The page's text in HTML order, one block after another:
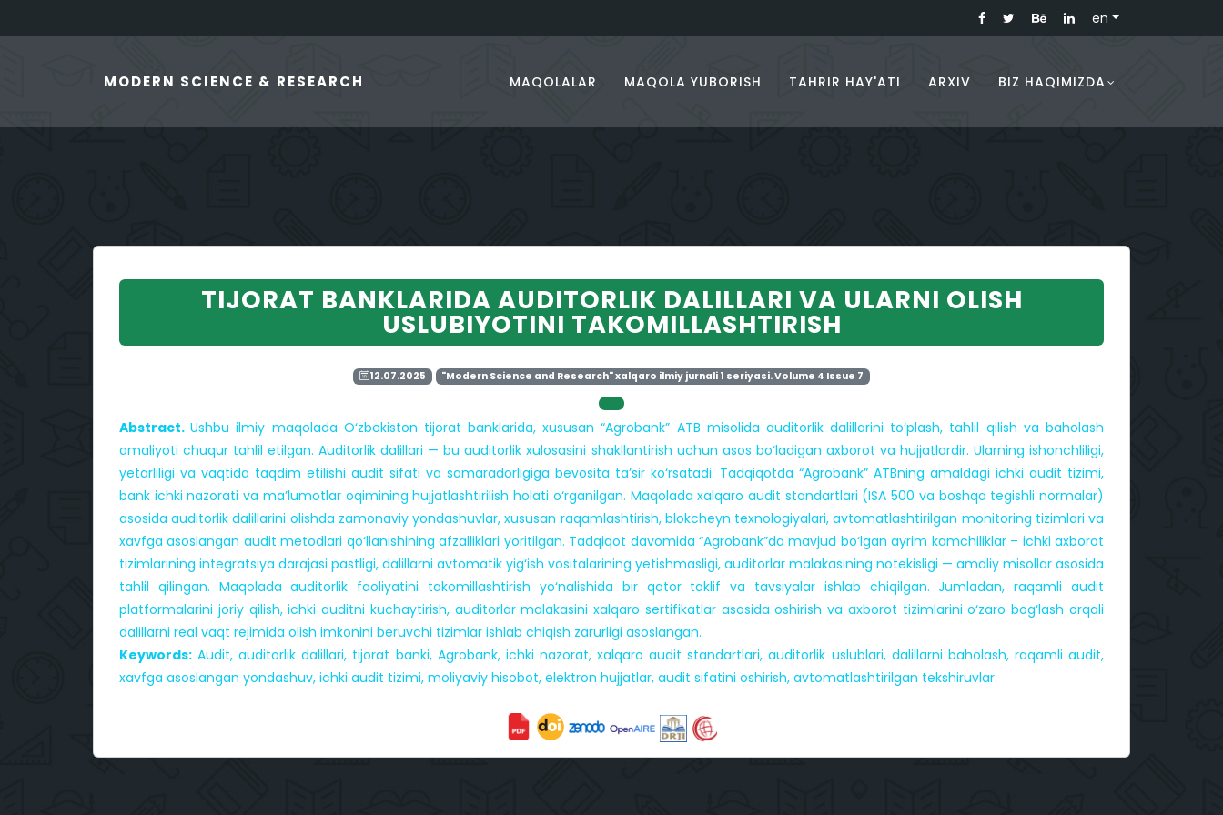
en
MODERN SCIENCE & RESEARCH MAQOLALAR MAQOLA YUBORISH TAHRIR HAY'ATI ARXIV BIZ HAQIMIZDA
TIJORAT BANKLARIDA AUDITORLIK DALILLARI VA ULARNI OLISH
USLUBIYOTINI TAKOMILLASHTIRISH
12.07.2025 "Modern Science and Research" xalqaro ilmiy jurnali 1 seriyasi. Volume 4 Issue 7
Abstract.Ushbu ilmiy maqolada O‘zbekiston tijorat banklarida, xususan “Agrobank” ATB misolida auditorlik dalillarini to‘plash, tahlil qilish va baholash
amaliyoti chuqur tahlil etilgan. Auditorlik dalillari — bu auditorlik xulosasini shakllantirish uchun asos bo‘ladigan axborot va hujjatlardir. Ularning ishonchliligi,
yetarliligi va vaqtida taqdim etilishi audit sifati va samaradorligiga bevosita ta’sir ko‘rsatadi. Tadqiqotda “Agrobank” ATBning amaldagi ichki audit tizimi,
bank ichki nazorati va ma’lumotlar oqimining hujjatlashtirilish holati o‘rganilgan. Maqolada xalqaro audit standartlari (ISA 500 va boshqa tegishli normalar)
asosida auditorlik dalillarini olishda zamonaviy yondashuvlar, xususan raqamlashtirish, blokcheyn texnologiyalari, avtomatlashtirilgan monitoring tizimlari va
xavfga asoslangan audit metodlari qo‘llanishining afzalliklari yoritilgan. Tadqiqot davomida “Agrobank”da mavjud bo‘lgan ayrim kamchiliklar – ichki axborot
tizimlarining integratsiya darajasi pastligi, dalillarni avtomatik yig‘ish vositalarining yetishmasligi, auditorlar malakasining notekisligi — amaliy misollar asosida
tahlil qilingan. Maqolada auditorlik faoliyatini takomillashtirish yo‘nalishida bir qator taklif va tavsiyalar ishlab chiqilgan. Jumladan, raqamli audit
platformalarini joriy qilish, ichki auditni kuchaytirish, auditorlar malakasini xalqaro sertifikatlar asosida oshirish va axborot tizimlarini o‘zaro bog‘lash orqali
dalillarni real vaqt rejimida olish imkonini beruvchi tizimlar ishlab chiqish zarurligi asoslangan.
Keywords: Audit, auditorlik dalillari, tijorat banki, Agrobank, ichki nazorat, xalqaro audit standartlari, auditorlik uslublari, dalillarni baholash, raqamli audit,
xavfga asoslangan yondashuv, ichki audit tizimi, moliyaviy hisobot, elektron hujjatlar, audit sifatini oshirish, avtomatlashtirilgan tekshiruvlar.